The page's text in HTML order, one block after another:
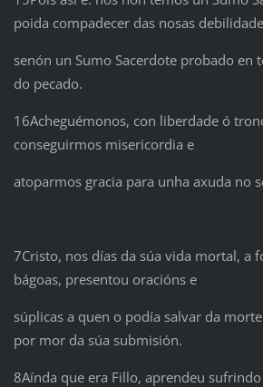
poida compadecer das nosas
senón un Sumo Sacerdote probado en
do pecado.
16Acheguémonos, con liberdade ó
conseguirmos misericordia e
atoparmos gracia para unha axuda no
7Cristo, nos días da súa vida mortal, a
bágoas, presentou oracións e
súplicas a quen o podía salvar da
por mor da súa submisión.
8Aínda que era Fillo, aprendeu